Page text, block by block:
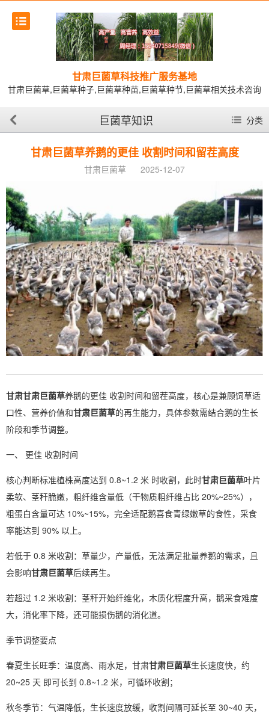
甘肃巨菌草科技推广服务基地
甘肃巨菌草,巨菌草种子,巨菌草种苗,巨菌草种节,巨菌草相关技术咨询
分类
巨菌草知识
甘肃巨菌草养鹅的更佳 收割时间和留茬高度
甘肃巨菌草 2025-12-07
甘肃甘肃巨菌草养鹅的更佳 收割时间和留茬高度，核心是兼顾饲草适
口性、营养价值和甘肃巨菌草的再生能力，具体参数需结合鹅的生长
阶段和季节调整。
一、 更佳 收割时间
核心判断标准植株高度达到 0.8~1.2 米 时收割，此时甘肃巨菌草叶片
柔软、茎秆脆嫩，粗纤维含量低（干物质粗纤维占比 20%~25%），
粗蛋白含量可达 10%~15%，完全适配鹅喜食青绿嫩草的食性，采食
率能达到 90% 以上。
若低于 0.8 米收割：草量少，产量低，无法满足批量养鹅的需求，且
会影响甘肃巨菌草后续再生。
若超过 1.2 米收割：茎秆开始纤维化，木质化程度升高，鹅采食难度
大，消化率下降，还可能损伤鹅的消化道。
季节调整要点
春夏生长旺季：温度高、雨水足，甘肃甘肃巨菌草生长速度快，约
20~25 天 即可长到 0.8~1.2 米，可循环收割；
秋冬季节：气温降低，生长速度放缓，收割间隔可延长至 30~40 天，